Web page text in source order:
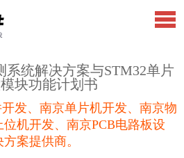
系统解决方案与STM32单片
块功能计划书
发、南京单片机开发、南京物
机开发、南京PCB电路板设
案提供商。